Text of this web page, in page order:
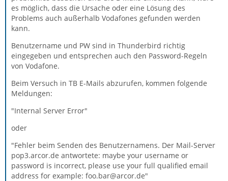
es möglich, dass die Ursache oder eine Lösung des
Problems auch außerhalb Vodafones gefunden werden
kann.
Benutzername und PW sind in Thunderbird richtig
eingegeben und entsprechen auch den Password-Regeln
von Vodafone.
Beim Versuch in TB E-Mails abzurufen, kommen folgende
Meldungen:
"Internal Server Error"
oder
"Fehler beim Senden des Benutzernamens. Der Mail-Server
pop3.arcor.de antwortete: maybe your username or
password is incorrect, please use your full qualified email
address for example: foo.bar@arcor.de"